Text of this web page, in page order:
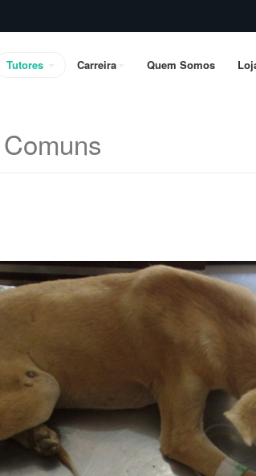
Tutores Carreira Quem Somos